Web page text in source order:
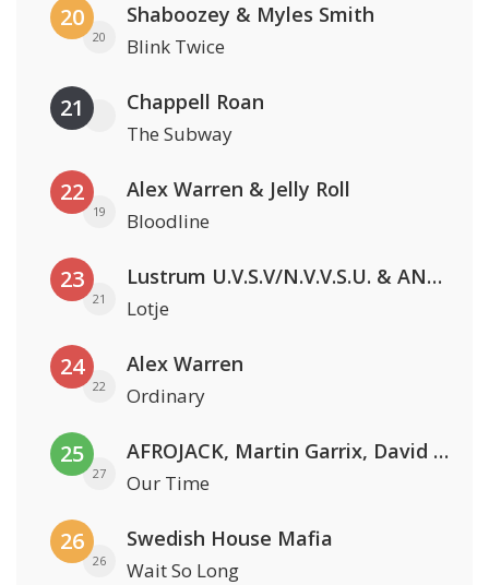
20
20
Shaboozey & Myles Smith
Blink Twice
21 Chappell Roan
The Subway
22
19
Alex Warren & Jelly Roll
Bloodline
23
21
Lustrum U.V.S.V/N.V.V.S.U. & ANNO ONS & Jopke van Dobbenburgh & Roeland Beelen
Lotje
24
22
Alex Warren
Ordinary
25
27
AFROJACK, Martin Garrix, David Guetta & Amél
Our Time
26
26
Swedish House Mafia
Wait So Long